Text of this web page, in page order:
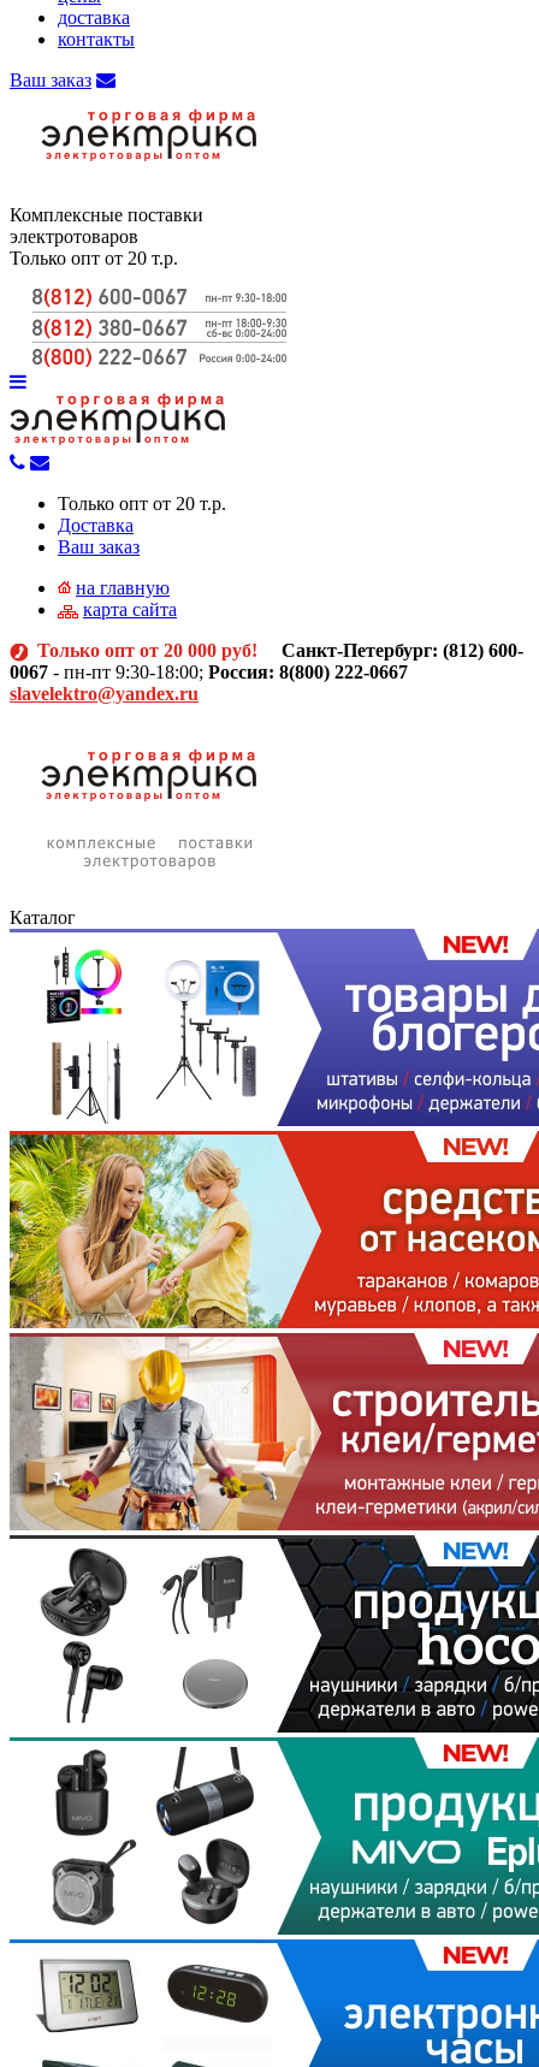
доставка
контакты
Ваш заказ
Комплексные поставки
электротоваров
Только опт от 20 т.р.
Только опт от 20 т.р.
Доставка
Ваш заказ
на главную
карта сайта
Только опт от 20 000 руб! Санкт-Петербург: (812) 600-
0067 - пн-пт 9:30-18:00; Россия: 8(800) 222-0667
slavelektro@yandex.ru
Каталог